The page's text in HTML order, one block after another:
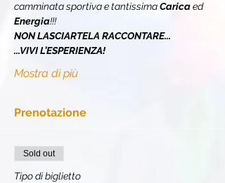
camminata sportiva e tantissima Carica ed
Energia!!!
NON LASCIARTELA RACCONTARE...
...VIVI L’ESPERIENZA!
Mostra di più
Prenotazione
Sold out
Tipo di biglietto